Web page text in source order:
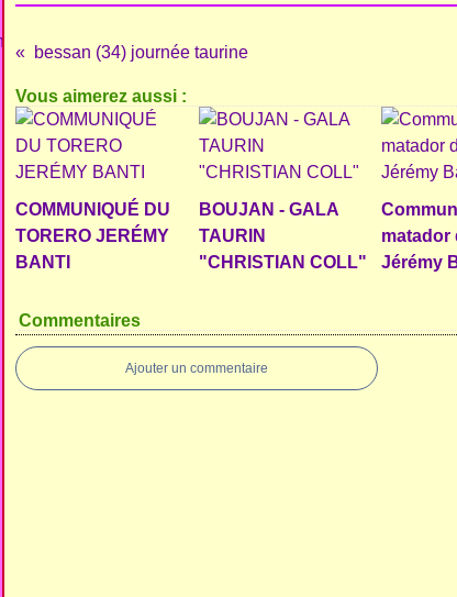
bessan (34) journée taurine
Vous aimerez aussi :
COMMUNIQUÉ DU
TORERO JERÉMY
BANTI
BOUJAN - GALA
TAURIN
"CHRISTIAN COLL"
matador
Jérémy
Commentaires
Ajouter un commentaire